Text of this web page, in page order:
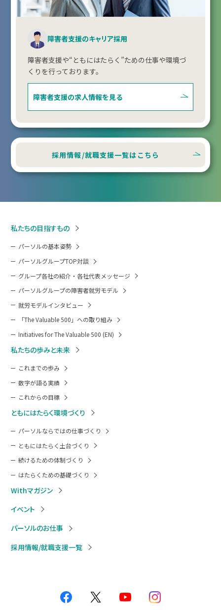
障害者支援のキャリア採用
障害者支援や“ともにはたらく”ための仕事や環境づ
くりを行っております。
障害者支援の求人情報を見る
採用情報/就職支援一覧はこちら
私たちの目指すもの
パーソルの基本姿勢
パーソルグループTOP対談
グループ各社の紹介・各社代表メッセージ
パーソルグループの障害者就労モデル
就労モデルインタビュー
「The Valuable 500」への取り組み
Initiatives for The Valuable 500 (EN)
私たちの歩みと未来
これまでの歩み
数字が語る実績
これからの目標
ともにはたらく環境づくり
パーソルならではの仕事づくり
ともにはたらく土台づくり
続けるための体制づくり
はたらくための基礎づくり
Withマガジン
イベント
パーソルのお仕事
採用情報/就職支援一覧